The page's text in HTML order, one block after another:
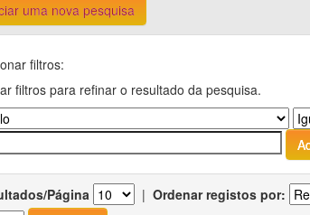
uma nova pesquisa
filtros:
filtros para refinar o resultado da pesquisa.
Página | Ordenar registos por: